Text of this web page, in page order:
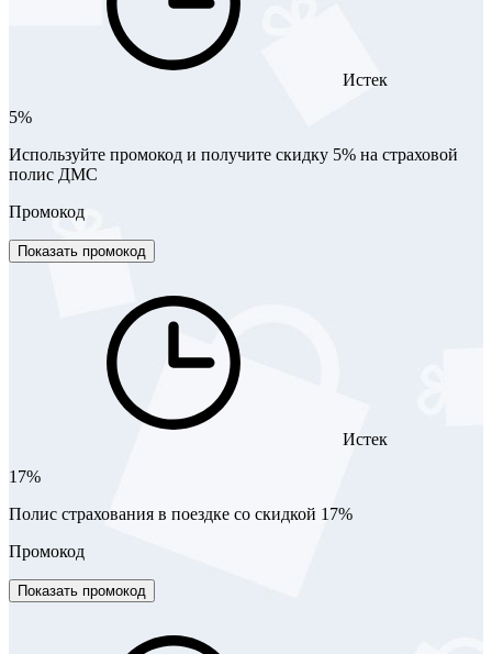
Истек
5%
Используйте промокод и получите скидку 5% на страховой
полис ДМС
Промокод
Показать промокод
Истек
17%
Полис страхования в поездке со скидкой 17%
Промокод
Показать промокод